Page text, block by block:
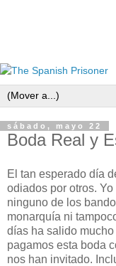
sábado, mayo 22
Boda Real y
El tan esperado día
odiados por otros.
ninguno de los
monarquía ni
días ha salido
pagamos esta boda
nos han invitado.